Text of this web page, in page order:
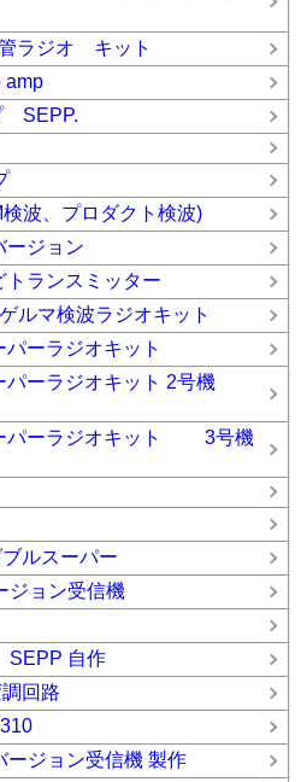
ラジオ キット
amp
SEPP.
波、プロダクト検波)
ージョン
ランスミッター
マ検波ラジオキット
ーラジオキット
ーラジオキット 2号機
パーラジオキット 3号機
ルスーパー
ジョン受信機
SEPP 自作
回路
ージョン受信機 製作